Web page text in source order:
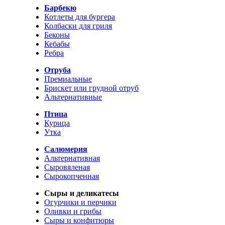
Барбекю
Котлеты для бургера
Колбаски для гриля
Беконы
Кебабы
Ребра
Отруба
Премиальные
Брискет или грудной отруб
Альтернативные
Птица
Курица
Утка
Салюмерия
Альтернативная
Сыровяленая
Сырокопченная
Сыры и деликатесы
Огурчики и перчики
Оливки и грибы
Сыры и конфитюры